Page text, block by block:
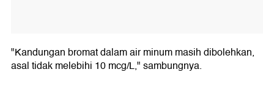
"Kandungan bromat dalam air minum masih dibolehkan,
asal tidak melebihi 10 mcg/L," sambungnya.